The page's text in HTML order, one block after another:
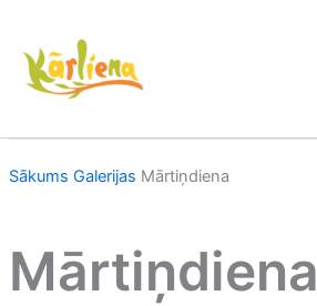
content
Sākums Galerijas Mārtiņdiena
Mārtiņdiena